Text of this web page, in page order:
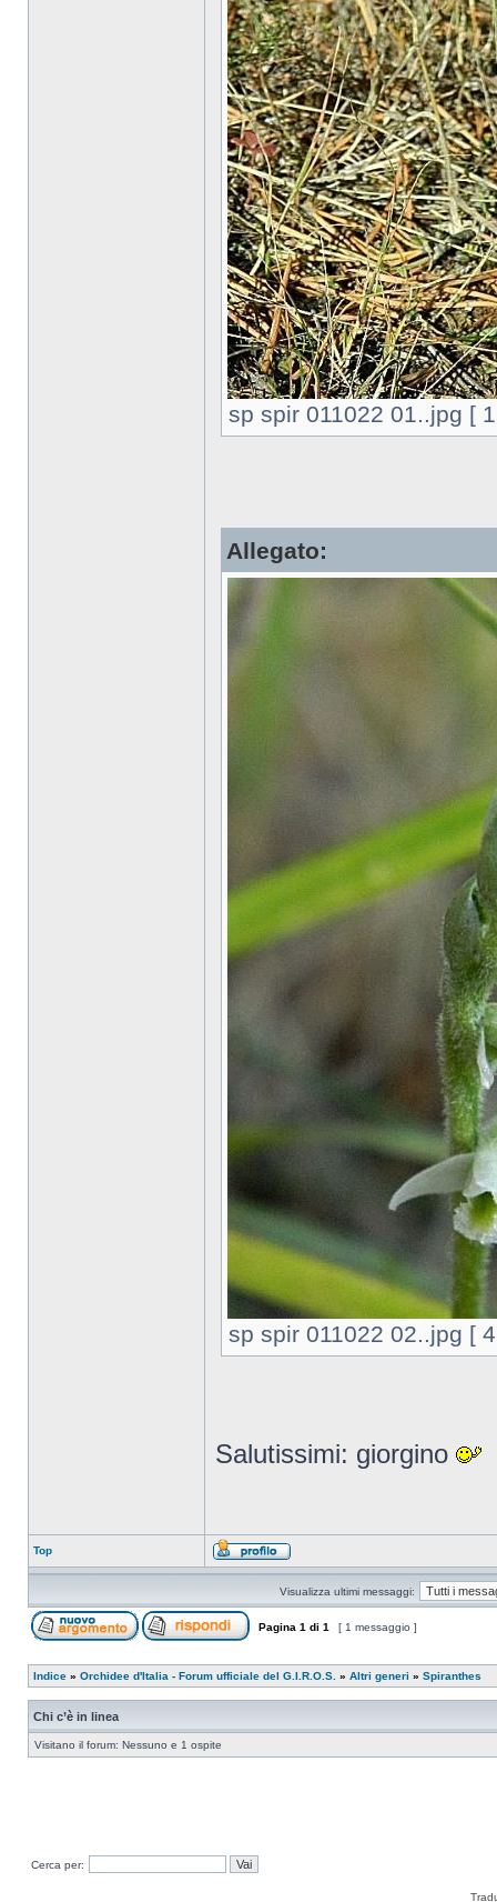
sp spir 011022 01..jpg [
Allegato:
sp spir 011022 02..jpg [
Salutissimi: giorgino
Top
Visualizza ultimi messaggi:
Pagina 1 di 1 [ 1 messaggio ]
Indice » Orchidee d'Italia - Forum ufficiale del G.I.R.O.S. » Altri generi » Spiranthes
Chi c’è in linea
Visitano il forum: Nessuno e 1 ospite
Cerca per: